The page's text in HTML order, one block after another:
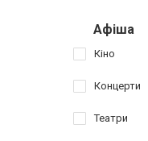
Афіша
Кіно
Концерти
Театри